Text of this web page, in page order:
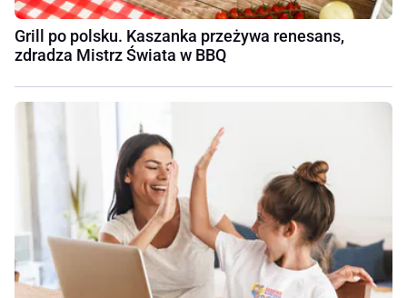
Grill po polsku. Kaszanka przeżywa renesans,
zdradza Mistrz Świata w BBQ